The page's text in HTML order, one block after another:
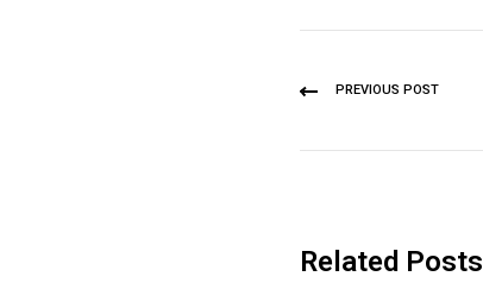
PREVIOUS POST
Related Posts